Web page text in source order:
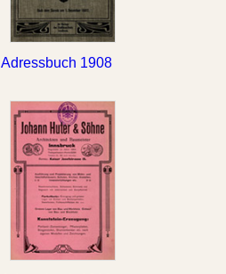
Adressbuch 1908